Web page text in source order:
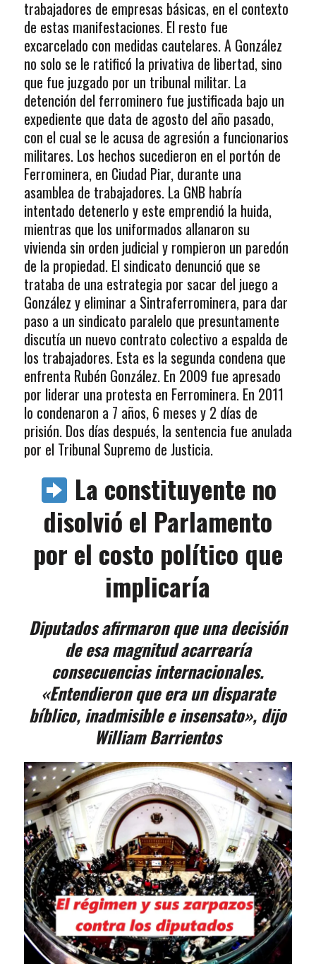
trabajadores de empresas básicas, en el contexto
de estas manifestaciones. El resto fue
excarcelado con medidas cautelares. A González
no solo se le ratificó la privativa de libertad, sino
que fue juzgado por un tribunal militar. La
detención del ferrominero fue justificada bajo un
expediente que data de agosto del año pasado,
con el cual se le acusa de agresión a funcionarios
militares. Los hechos sucedieron en el portón de
Ferrominera, en Ciudad Piar, durante una
asamblea de trabajadores. La GNB habría
intentado detenerlo y este emprendió la huida,
mientras que los uniformados allanaron su
vivienda sin orden judicial y rompieron un paredón
de la propiedad. El sindicato denunció que se
trataba de una estrategia por sacar del juego a
González y eliminar a Sintraferrominera, para dar
paso a un sindicato paralelo que presuntamente
discutía un nuevo contrato colectivo a espalda de
los trabajadores. Esta es la segunda condena que
enfrenta Rubén González. En 2009 fue apresado
por liderar una protesta en Ferrominera. En 2011
lo condenaron a 7 años, 6 meses y 2 días de
prisión. Dos días después, la sentencia fue anulada
por el Tribunal Supremo de Justicia.
La constituyente no
disolvió el Parlamento
por el costo político que
implicaría
Diputados afirmaron que una decisión
de esa magnitud acarrearía
consecuencias internacionales.
«Entendieron que era un disparate
bíblico, inadmisible e insensato», dijo
William Barrientos